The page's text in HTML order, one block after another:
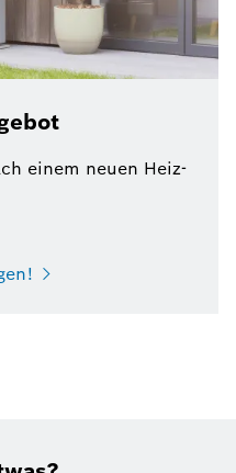
einem neuen Heiz-